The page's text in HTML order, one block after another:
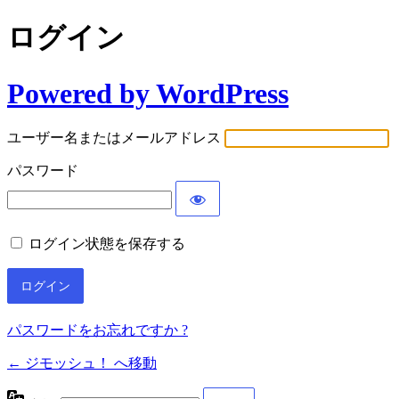
ログイン
Powered by WordPress
ユーザー名またはメールアドレス
パスワード
ログイン状態を保存する
パスワードをお忘れですか ?
← ジモッシュ！ へ移動